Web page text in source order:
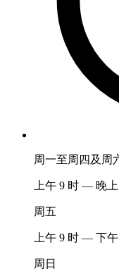
周一至周四及周
上午 9 时 — 晚
周五
上午 9 时 — 下
周日